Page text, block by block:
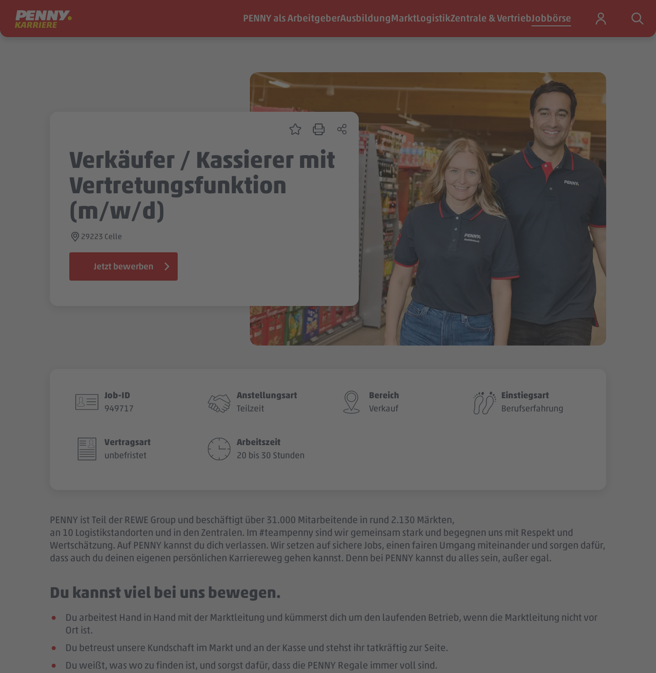
Zum Inhalt springen PENNY als ArbeitgeberAusbildungMarktLogistikZentrale & VertriebJobbörse
Verkäufer / Kassierer mit
Vertretungsfunktion
(m/w/d)
29223 Celle
Jetzt bewerben
Job-ID
949717
Anstellungsart
Teilzeit
Bereich
Verkauf
Einstiegsart
Berufserfahrung
Vertragsart
unbefristet
Arbeitszeit
20 bis 30 Stunden
PENNY ist Teil der REWE Group und beschäftigt über 31.000 Mitarbeitende in rund 2.130 Märkten,
an 10 Logistikstandorten und in den Zentralen. Im #teampenny sind wir gemeinsam stark und begegnen uns mit Respekt und
Wertschätzung. Auf PENNY kannst du dich verlassen. Wir setzen auf sichere Jobs, einen fairen Umgang miteinander und sorgen dafür,
dass auch du deinen eigenen persönlichen Karriereweg gehen kannst. Denn bei PENNY kannst du alles sein, außer egal.
Du kannst viel bei uns bewegen.
Du arbeitest Hand in Hand mit der Marktleitung und kümmerst dich um den laufenden Betrieb, wenn die Marktleitung nicht vor
Ort ist.
Du betreust unsere Kundschaft im Markt und an der Kasse und stehst ihr tatkräftig zur Seite.
Du weißt, was wo zu finden ist, und sorgst dafür, dass die PENNY Regale immer voll sind.